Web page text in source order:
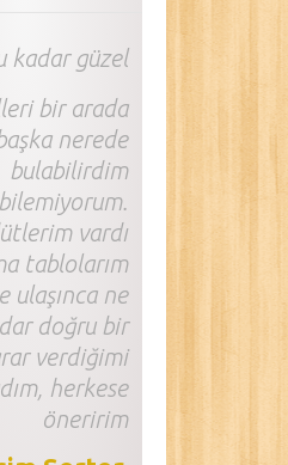
kadar güzel
bir arada
nerede
bulabilirdim
bilemiyorum.
vardı
tablolarım
ulaşınca ne
doğru bir
verdiğimi
herkese
öneririm